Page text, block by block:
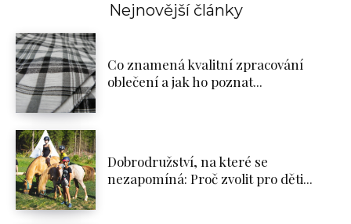
Nejnovější články
Co znamená kvalitní zpracování
oblečení a jak ho poznat...
Dobrodružství, na které se
nezapomíná: Proč zvolit pro děti...